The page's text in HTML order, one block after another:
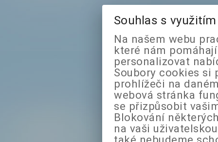
Souhlas s
Na našem webu
které nám
personalizovat
Soubory cookies si
prohlížeči na
webová stránka
se přizpůsobit
Blokování
na vaši